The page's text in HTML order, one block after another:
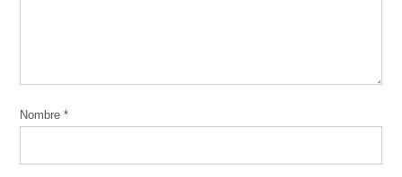
Nombre*